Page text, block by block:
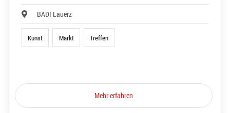
BADI Lauerz
Kunst Markt Treffen
Mehr erfahren